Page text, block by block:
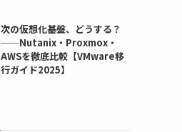
次の仮想化基盤、どうする？
──Nutanix・Proxmox・
AWSを徹底比較【VMware移
行ガイド2025】